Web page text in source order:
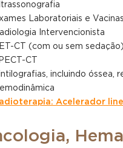
Laboratoriais e Vacinas
Intervencionista
CT (com ou sem sedação)
CT
incluindo óssea,
Acelerador